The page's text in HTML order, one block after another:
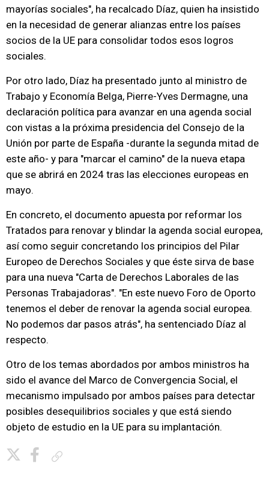
mayorías sociales", ha recalcado Díaz, quien ha insistido
en la necesidad de generar alianzas entre los países
socios de la UE para consolidar todos esos logros
sociales.
Por otro lado, Díaz ha presentado junto al ministro de
Trabajo y Economía Belga, Pierre-Yves Dermagne, una
declaración política para avanzar en una agenda social
con vistas a la próxima presidencia del Consejo de la
Unión por parte de España -durante la segunda mitad de
este año- y para "marcar el camino" de la nueva etapa
que se abrirá en 2024 tras las elecciones europeas en
mayo.
En concreto, el documento apuesta por reformar los
Tratados para renovar y blindar la agenda social europea,
así como seguir concretando los principios del Pilar
Europeo de Derechos Sociales y que éste sirva de base
para una nueva "Carta de Derechos Laborales de las
Personas Trabajadoras". "En este nuevo Foro de Oporto
tenemos el deber de renovar la agenda social europea.
No podemos dar pasos atrás", ha sentenciado Díaz al
respecto.
Otro de los temas abordados por ambos ministros ha
sido el avance del Marco de Convergencia Social, el
mecanismo impulsado por ambos países para detectar
posibles desequilibrios sociales y que está siendo
objeto de estudio en la UE para su implantación.